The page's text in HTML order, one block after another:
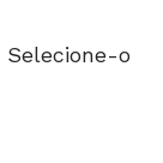
Selecione-o